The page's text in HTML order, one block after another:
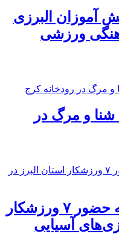
آموزان البرزی
ورزشی
شنا و مرگ در
۲ مدال برنز نتیجه حضور ۷ ورزشکار
آسیایی